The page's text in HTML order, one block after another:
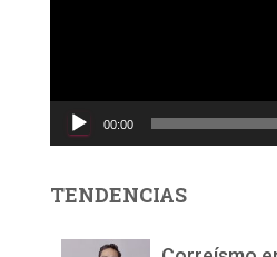
c
d
00:00
TENDENCIAS